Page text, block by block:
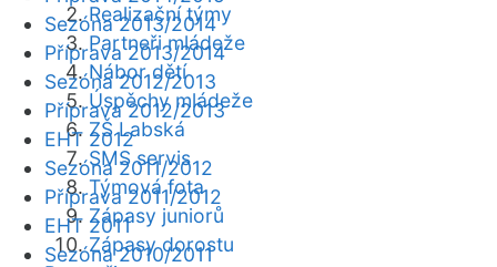
Realizační týmy
Partneři mládeže
Nábor dětí
Úspěchy mládeže
ZŠ Labská
SMS servis
Týmová fota
Zápasy juniorů
Zápasy dorostu
Sezóna 2013/2014
Příprava 2013/2014
Sezóna 2012/2013
Příprava 2012/2013
EHT 2012
Sezóna 2011/2012
Příprava 2011/2012
EHT 2011
Sezóna 2010/2011